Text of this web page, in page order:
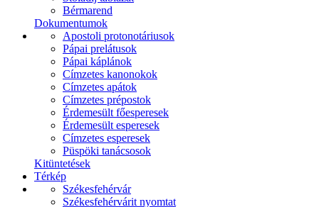
Bérmarend
Dokumentumok
Apostoli protonotáriusok
Pápai prelátusok
Pápai káplánok
Címzetes kanonokok
Címzetes apátok
Címzetes prépostok
Érdemesült főesperesek
Érdemesült esperesek
Címzetes esperesek
Püspöki tanácsosok
Kitüntetések
Térkép
Székesfehérvár
Székesfehérvárit nyomtat